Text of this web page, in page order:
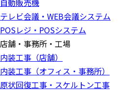
自動販売機
テレビ会議・WEB会議システム
POSレジ・POSシステム
店舗・事務所・工場
内装工事（店舗）
内装工事（オフィス・事務所）
原状回復工事・スケルトン工事